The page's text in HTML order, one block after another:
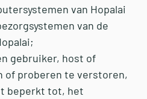
van Hopalai
van de
gebruiker, host of
of proberen te verstoren,
beperkt tot, het